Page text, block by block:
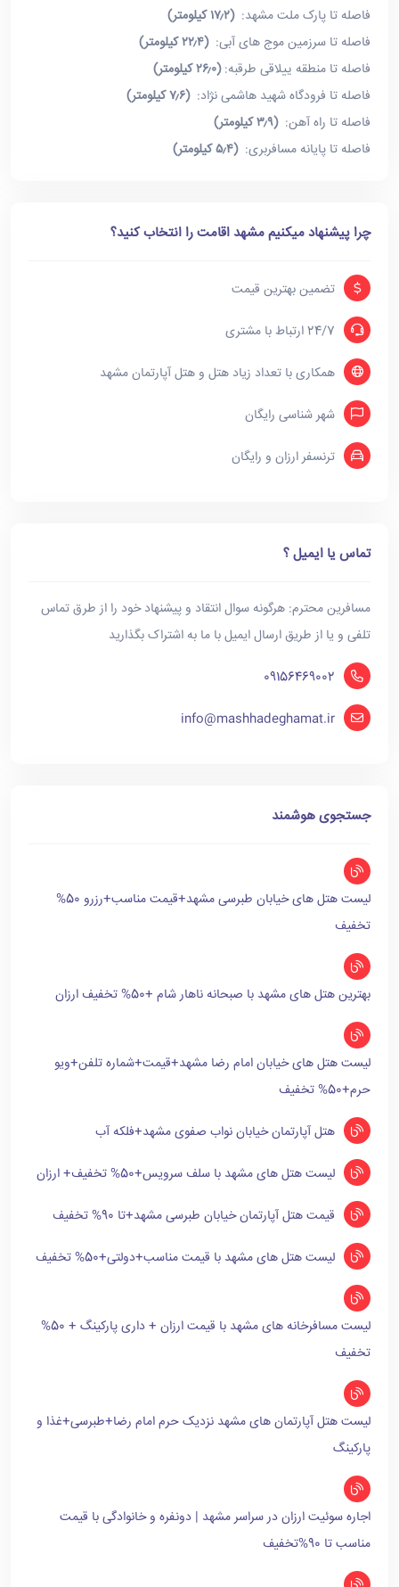
فاصله تا پارک ملت مشهد:(۱۷٫۲ کیلومتر)
فاصله تا سرزمین موج های آبی:(۲۲٫۴ کیلومتر)
فاصله تا منطقه ییلاقی طرقبه:(۲۶٫۰ کیلومتر)
فاصله تا فرودگاه شهید هاشمی نژاد:(۷٫۶ کیلومتر)
فاصله تا راه آهن:(۳٫۹ کیلومتر)
فاصله تا پایانه مسافربری:(۵٫۴ کیلومتر)
چرا پیشنهاد میکنیم مشهد اقامت را انتخاب کنید؟
تضمین بهترین قیمت
24/7 ارتباط با مشتری
همکاری با تعداد زیاد هتل و هتل آپارتمان مشهد
شهر شناسی رایگان
ترنسفر ارزان و رایگان
تماس یا ایمیل ؟
مسافرین محترم: هرگونه سوال انتقاد و پیشنهاد خود را از طرق تماس
تلفی و یا از طریق ارسال ایمیل با ما به اشتراک بگذارید
09156469002
info@mashhadeghamat.ir
جستجوی هوشمند
لیست هتل های خیابان طبرسی مشهد+قیمت مناسب+رزرو 50%
تخفیف
بهترین هتل های مشهد با صبحانه ناهار شام +50% تخفیف ارزان
لیست هتل های خیابان امام رضا مشهد+قیمت+شماره تلفن+ویو
حرم+50% تخفیف
هتل آپارتمان خیابان نواب صفوی مشهد+فلکه آب
لیست هتل های مشهد با سلف سرویس+50% تخفیف+ ارزان
قیمت هتل آپارتمان خیابان طبرسی مشهد+تا 90% تخفیف
لیست هتل های مشهد با قیمت مناسب+دولتی+50% تخفیف
لیست مسافرخانه های مشهد با قیمت ارزان + داری پارکینگ + 50%
تخفیف
لیست هتل آپارتمان های مشهد نزدیک حرم امام رضا+طبرسی+غذا و
پارکینگ
اجاره سوئیت ارزان در سراسر مشهد | دونفره و خانوادگی با قیمت
مناسب تا 90%تخفیف